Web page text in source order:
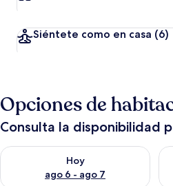
Siéntete como en casa (6)
Opciones de
Consulta la disponibilidad
Hoy
ago 6 - ago 7
Consulta la disponibilidad para